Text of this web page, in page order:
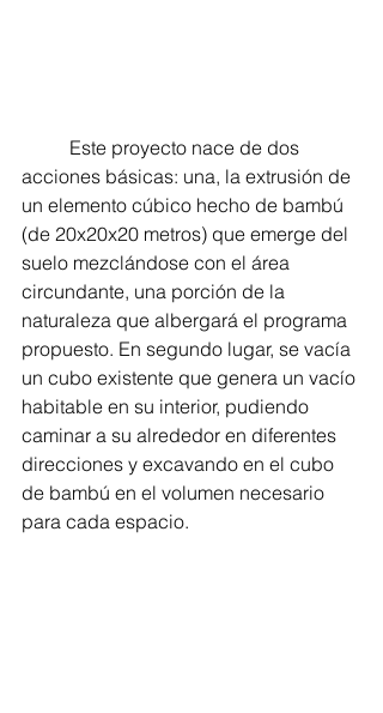
acciones básicas: una, la extrusión de
un elemento cúbico hecho de bambú
(de 20x20x20 metros) que emerge del
suelo mezclándose con el área
circundante, una porción de la
naturaleza que albergará el programa
propuesto. En segundo lugar, se vacía
un cubo existente que genera un vacío
habitable en su interior, pudiendo
caminar a su alrededor en diferentes
direcciones y excavando en el cubo
de bambú en el volumen necesario
para cada espacio.